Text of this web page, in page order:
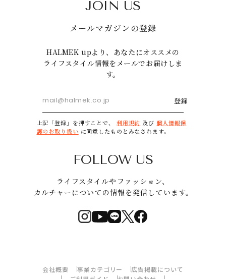
JOIN US
メールマガジンの登録
HALMEK upより、あなたにオススメの
ライフスタイル情報をメールでお届けしま
す。
登録
上記「登録」を押すことで、 利用規約 及び 個人情報保
護のお取り扱い に同意したものとみなされます。
FOLLOW US
ライフスタイルやファッション、
カルチャーについての情報を発信しています。
会社概要 事業カテゴリー
広告掲載について